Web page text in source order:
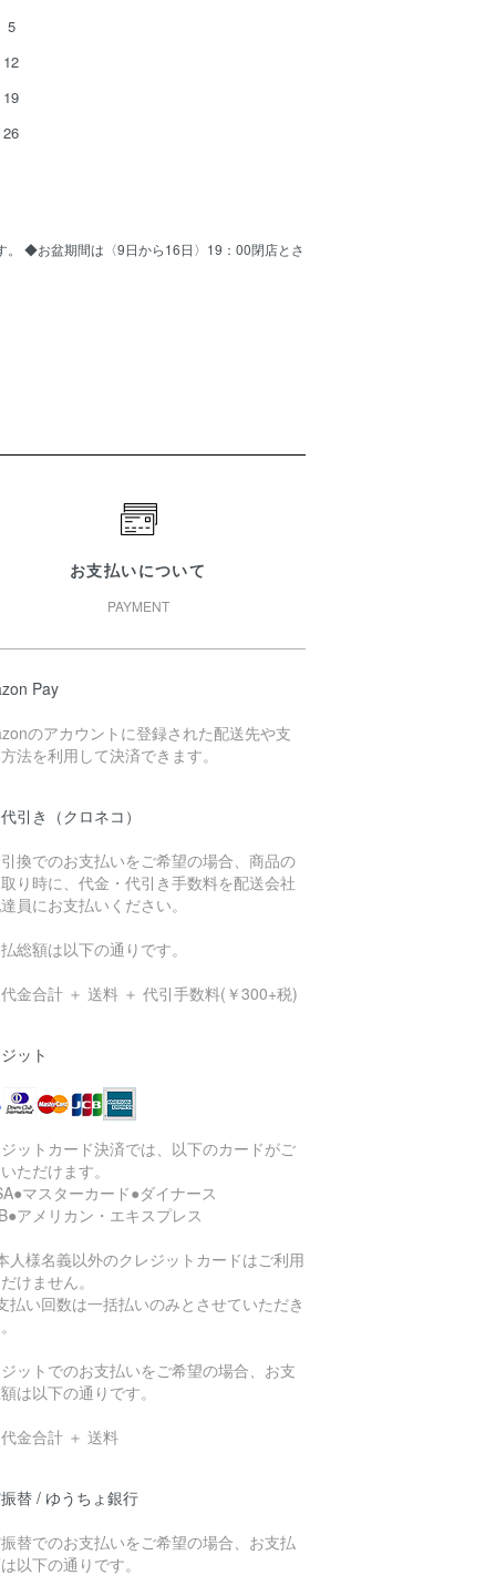
5
12
19
26
。 ◆お盆期間は〈9日から16日〉19：00閉店とさ
お支払いについて
PAYMENT
Pay
のアカウントに登録された配送先や支
法を利用して決済できます。
引き（クロネコ）
換でのお支払いをご希望の場合、商品の
り時に、代金・代引き手数料を配送会社
員にお支払いください。
総額は以下の通りです。
金合計 ＋ 送料 ＋ 代引手数料(￥300+税)
ット
ットカード決済では、以下のカードがご
ただけます。
マスターカード●ダイナース
アメリカン・エキスプレス
人様名義以外のクレジットカードはご利用
けません。
払い回数は一括払いのみとさせていただき
ットでのお支払いをご希望の場合、お支
は以下の通りです。
金合計 ＋ 送料
替 / ゆうちょ銀行
替でのお支払いをご希望の場合、お支払
以下の通りです。